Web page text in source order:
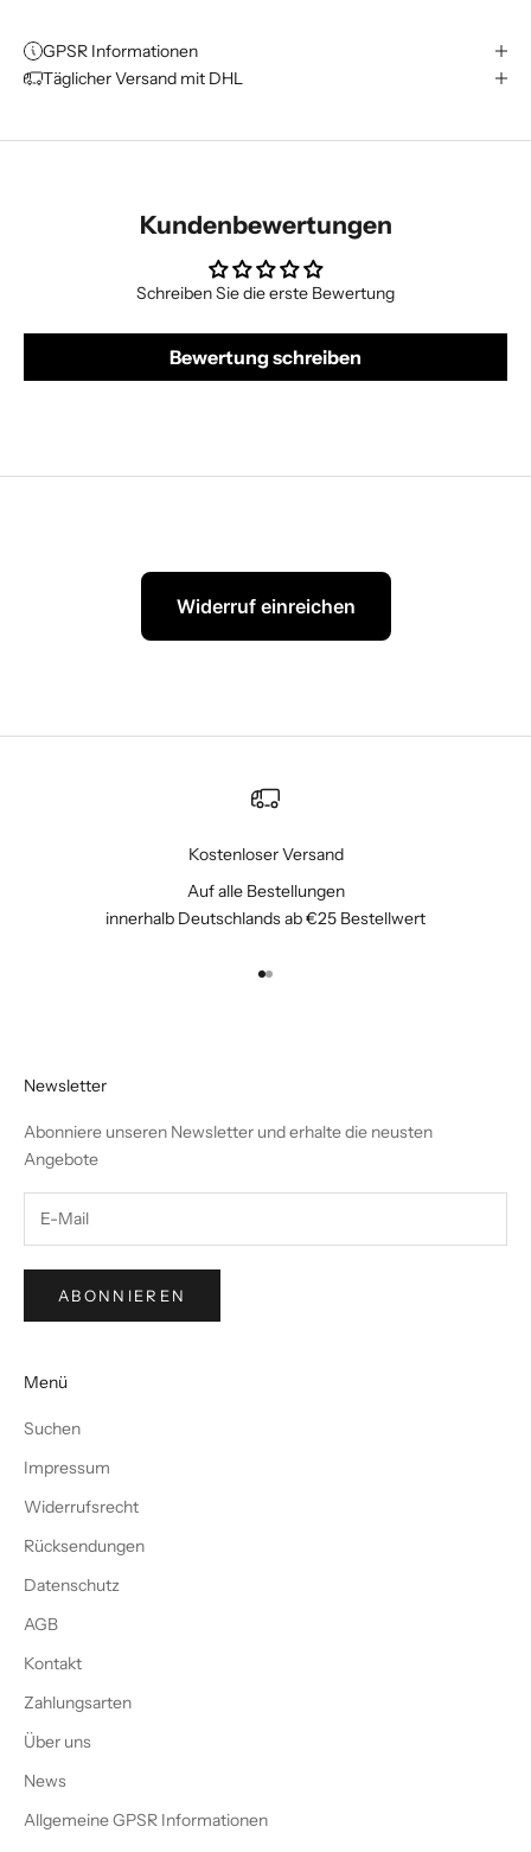
GPSR Informationen
Täglicher Versand mit DHL
Kundenbewertungen
Schreiben Sie die erste Bewertung
Bewertung schreiben
Widerruf einreichen
Kostenloser Versand
Auf alle Bestellungen
innerhalb Deutschlands ab €25 Bestellwert
Gehe zu Element 1
Gehe zu Element 2
Newsletter
Abonniere unseren Newsletter und erhalte die neusten
Angebote
ABONNIEREN
Menü
Suchen
Impressum
Widerrufsrecht
Rücksendungen
Datenschutz
AGB
Kontakt
Zahlungsarten
Über uns
News
Allgemeine GPSR Informationen